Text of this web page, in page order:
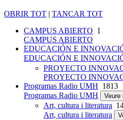
OBRIR TOT | TANCAR TOT
CAMPUS ABIERTO 1
CAMPUS ABIERTO
EDUCACIÓN E
EDUCACIÓN E
PROYECTO
PROYECTO
Programas Radio UMH 1813
Programas Radio UMH
Veure
Art, cultura i literatura
Art, cultura i literatura